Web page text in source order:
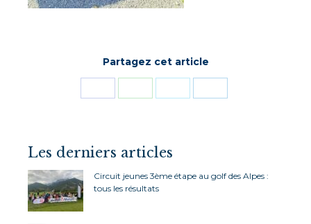
Partagez cet article
PartagerPartagerPartagerPartager
Les derniers articles
Circuit jeunes 3ème étape au golf des Alpes :
tous les résultats